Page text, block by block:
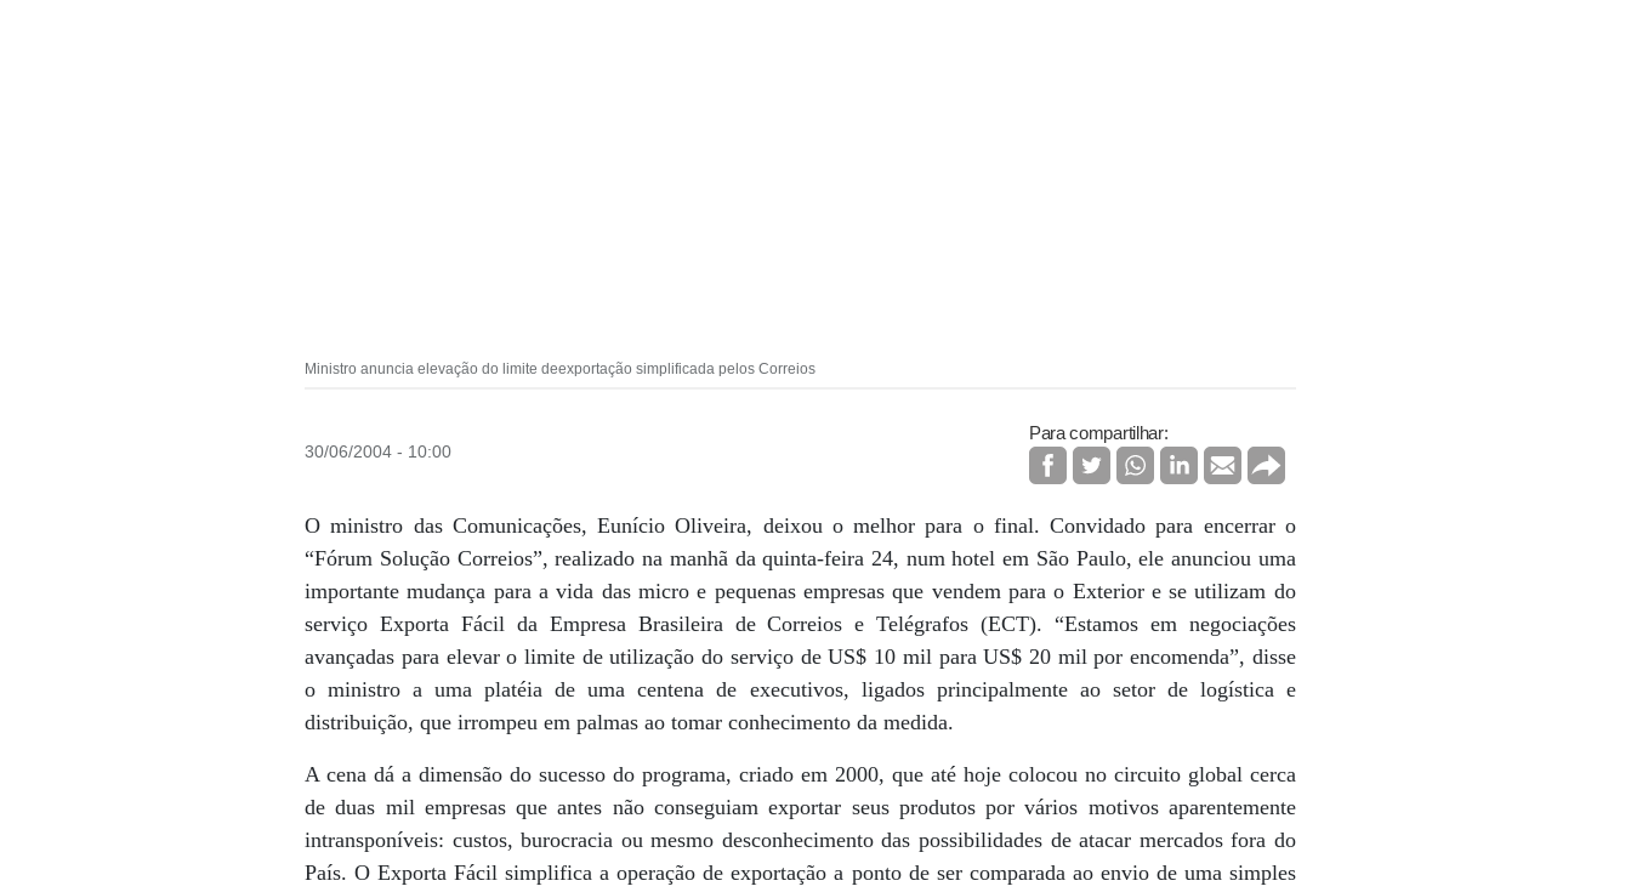
Ministro anuncia elevação do limite deexportação simplificada pelos Correios
30/06/2004 - 10:00
Para compartilhar:
O ministro das Comunicações, Eunício Oliveira, deixou o melhor para o final. Convidado para encerrar o
“Fórum Solução Correios”, realizado na manhã da quinta-feira 24, num hotel em São Paulo, ele anunciou uma
importante mudança para a vida das micro e pequenas empresas que vendem para o Exterior e se utilizam do
serviço Exporta Fácil da Empresa Brasileira de Correios e Telégrafos (ECT). “Estamos em negociações
avançadas para elevar o limite de utilização do serviço de US$ 10 mil para US$ 20 mil por encomenda”, disse
o ministro a uma platéia de uma centena de executivos, ligados principalmente ao setor de logística e
distribuição, que irrompeu em palmas ao tomar conhecimento da medida.
A cena dá a dimensão do sucesso do programa, criado em 2000, que até hoje colocou no circuito global cerca
de duas mil empresas que antes não conseguiam exportar seus produtos por vários motivos aparentemente
intransponíveis: custos, burocracia ou mesmo desconhecimento das possibilidades de atacar mercados fora do
País. O Exporta Fácil simplifica a operação de exportação a ponto de ser comparada ao envio de uma simples